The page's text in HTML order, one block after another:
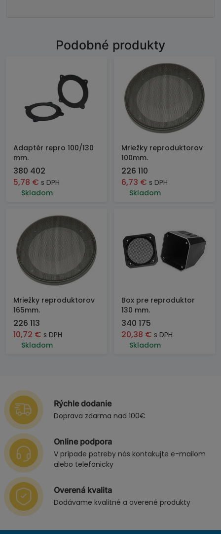
Podobné produkty
Adaptér repro 100/130
mm.
380 402
5,78 € s DPH
Skladom
Mriežky reproduktorov
100mm.
226 110
6,73 € s DPH
Skladom
Mriežky reproduktorov
165mm.
226 113
10,72 € s DPH
Skladom
Box pre reproduktor
130 mm.
340 175
20,38 € s DPH
Skladom
Rýchle dodanie
Doprava zdarma nad 100€
Online podpora
V prípade potreby nás kontakujte e-mailom
alebo telefonicky
Overená kvalita
Dodávame kvalitné a overené produkty